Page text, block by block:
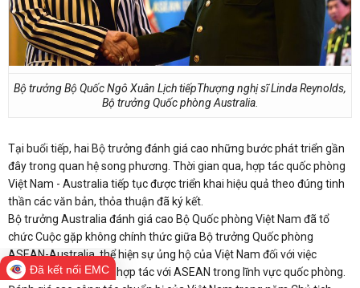
Bộ trưởng Bộ Quốc Ngô Xuân Lịch tiếpThượng nghị sĩ Linda Reynolds,
Bộ trưởng Quốc phòng Australia.
Tại buổi tiếp, hai Bộ trưởng đánh giá cao những bước phát triển gần
đây trong quan hệ song phương. Thời gian qua, hợp tác quốc phòng
Việt Nam - Australia tiếp tục được triển khai hiệu quả theo đúng tinh
thần các văn bản, thỏa thuận đã ký kết.
Bộ trưởng Australia đánh giá cao Bộ Quốc phòng Việt Nam đã tổ
chức Cuộc gặp không chính thức giữa Bộ trưởng Quốc phòng
ASEAN-Australia, thể hiện sự ủng hộ của Việt Nam đối với việc
Australia tăng cường hợp tác với ASEAN trong lĩnh vực quốc phòng.
Đã kết nối EMC